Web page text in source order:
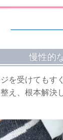
慢性的
を受けてもす
え、根本解決